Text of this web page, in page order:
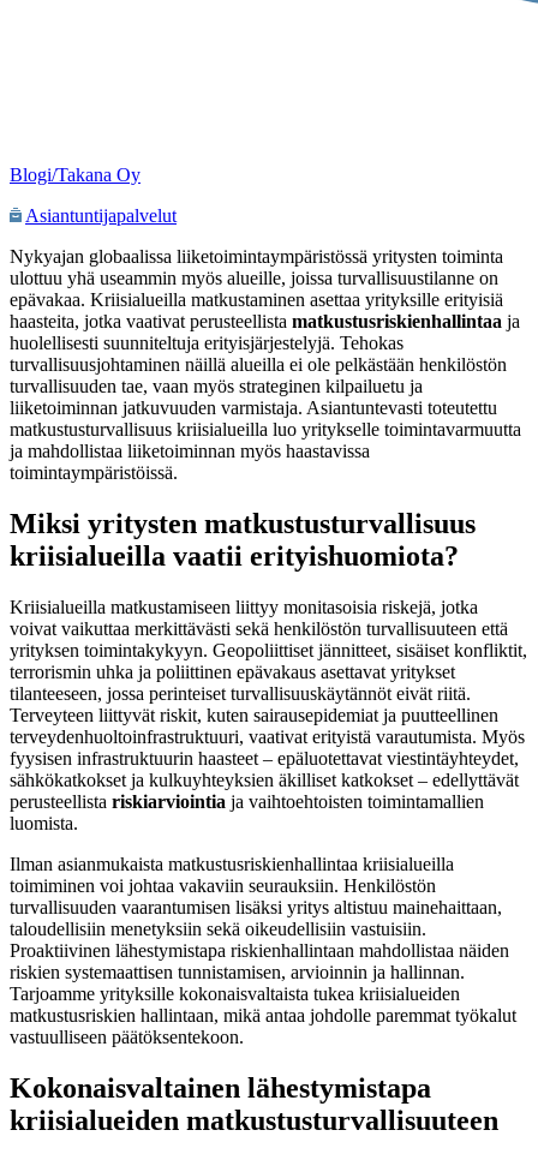
Blogi/Takana Oy
Asiantuntijapalvelut
Nykyajan globaalissa liiketoimintaympäristössä yritysten toiminta
ulottuu yhä useammin myös alueille, joissa turvallisuustilanne on
epävakaa. Kriisialueilla matkustaminen asettaa yrityksille erityisiä
haasteita, jotka vaativat perusteellista matkustusriskienhallintaa ja
huolellisesti suunniteltuja erityisjärjestelyjä. Tehokas
turvallisuusjohtaminen näillä alueilla ei ole pelkästään henkilöstön
turvallisuuden tae, vaan myös strateginen kilpailuetu ja
liiketoiminnan jatkuvuuden varmistaja. Asiantuntevasti toteutettu
matkustusturvallisuus kriisialueilla luo yritykselle toimintavarmuutta
ja mahdollistaa liiketoiminnan myös haastavissa
toimintaympäristöissä.
Miksi yritysten matkustusturvallisuus
kriisialueilla vaatii erityishuomiota?
Kriisialueilla matkustamiseen liittyy monitasoisia riskejä, jotka
voivat vaikuttaa merkittävästi sekä henkilöstön turvallisuuteen että
yrityksen toimintakykyyn. Geopoliittiset jännitteet, sisäiset konfliktit,
terrorismin uhka ja poliittinen epävakaus asettavat yritykset
tilanteeseen, jossa perinteiset turvallisuuskäytännöt eivät riitä.
Terveyteen liittyvät riskit, kuten sairausepidemiat ja puutteellinen
terveydenhuoltoinfrastruktuuri, vaativat erityistä varautumista. Myös
fyysisen infrastruktuurin haasteet – epäluotettavat viestintäyhteydet,
sähkökatkokset ja kulkuyhteyksien äkilliset katkokset – edellyttävät
perusteellista riskiarviointia ja vaihtoehtoisten toimintamallien
luomista.
Ilman asianmukaista matkustusriskienhallintaa kriisialueilla
toimiminen voi johtaa vakaviin seurauksiin. Henkilöstön
turvallisuuden vaarantumisen lisäksi yritys altistuu mainehaittaan,
taloudellisiin menetyksiin sekä oikeudellisiin vastuisiin.
Proaktiivinen lähestymistapa riskienhallintaan mahdollistaa näiden
riskien systemaattisen tunnistamisen, arvioinnin ja hallinnan.
Tarjoamme yrityksille kokonaisvaltaista tukea kriisialueiden
matkustusriskien hallintaan, mikä antaa johdolle paremmat työkalut
vastuulliseen päätöksentekoon.
Kokonaisvaltainen lähestymistapa
kriisialueiden matkustusturvallisuuteen